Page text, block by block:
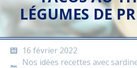
LÉGUMES DE
16 février 2022
Nos idées recettes avec